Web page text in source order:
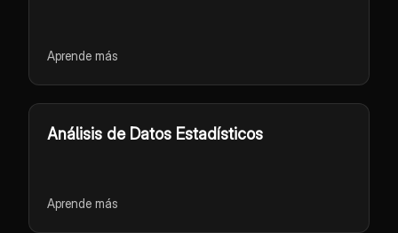
Aprende más
Análisis de Datos Estadísticos
Aprende más